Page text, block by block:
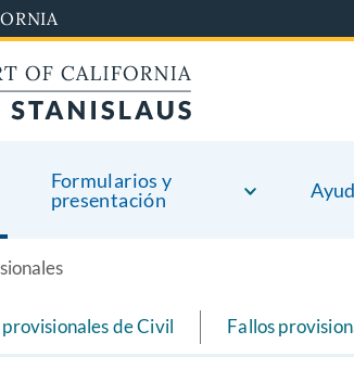
Formularios y
presentación
provisionales de Civil Fallos